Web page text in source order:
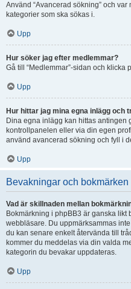
Använd “Avancerad sökning” och
kategorier som ska sökas i.
Upp
Hur söker jag efter medlemmar?
Gå till “Medlemmar”-sidan och klicka
Upp
Hur hittar jag mina egna inlägg och
Dina egna inlägg kan hittas antingen
kontrollpanelen eller via din egen
använd avancerad sökning och fyll i
Upp
Bevakningar och bokmärken
Vad är skillnaden mellan
Bokmärkning i phpBB3 är ganska likt
webbläsare. Du uppmärksammas
du kan senare enkelt återvända till
kommer du meddelas via din valda
kategorin du bevakar uppdateras.
Upp